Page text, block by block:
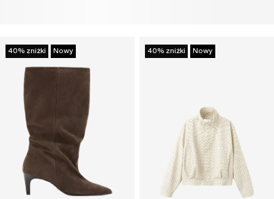
40% zniżki Nowy 40% zniżki Nowy